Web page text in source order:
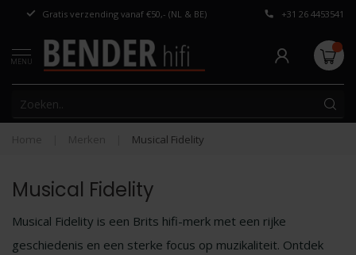
Gratis verzending vanaf €50,- (NL & BE) Persoonlijk
+31 26 4453541
MENU
Home Merken Musical Fidelity
Musical Fidelity
Musical Fidelity is een Brits hifi-merk met een rijke
geschiedenis en een sterke focus op muzikaliteit. Ontdek